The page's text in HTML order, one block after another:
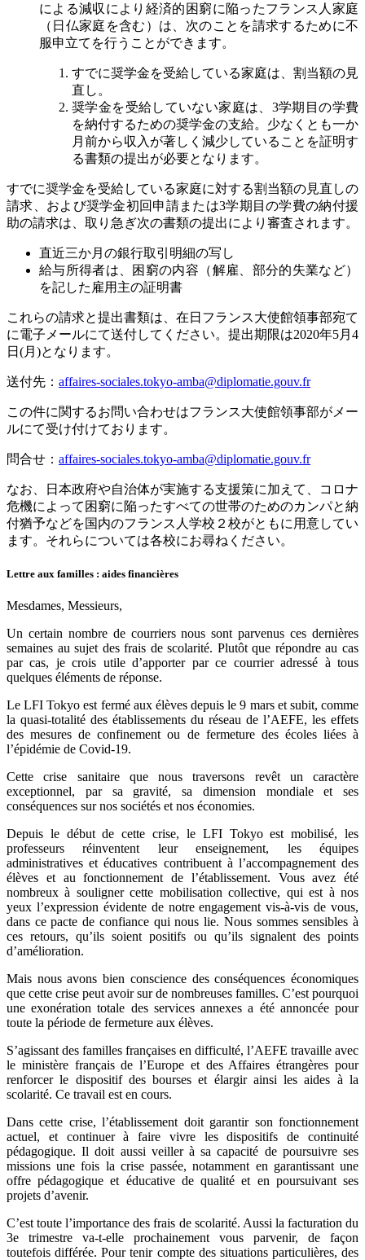
による減収により経済的困窮に陥ったフランス人家庭
（日仏家庭を含む）は、次のことを請求するために不
服申立てを行うことができます。
すでに奨学金を受給している家庭は、割当額の見
直し 。
奨学金を受給していない家庭は、 3学期目の学費
を納付するための奨学金の支給。少なくとも一か
月前から収入が著しく減少していることを証明す
る書類の提出が必要となります。
すでに奨学金を受給している家庭に対する割当額の見直しの
請求、および奨学金初回申請または3学期目の学費の納付援
助の請求は、取り急ぎ次の書類の提出により審査されます。
直近三か月の銀行取引明細の写 し
給与所得者は、困窮の内容（解雇、部分的失業など）
を記した雇用主の証明書
これらの請求と提出書類は、在日フランス大使館領事部宛て
に電子メールにて送付してください。提出期限は2020年5月 4
日 (月 )となります。
送付先： affaires-sociales.tokyo-amba@diplomatie.gouv.fr
この件に関するお問い合わせはフランス大使館領事部がメー
ルにて受け付けております。
問合せ： affaires-sociales.tokyo-amba@diplomatie.gouv.fr
なお、日本政府や自治体が実施する支援策に加えて、コロナ
危機によって困窮に陥ったすべての世帯のためのカンパと納
付猶予などを国内のフランス人学校２校がともに用意してい
ます。それらについては各校にお尋ねください。
Lettre aux familles : aides financières
Mesdames, Messieurs,
Un certain nombre de courriers nous sont parvenus ces dernières
semaines au sujet des frais de scolarité. Plutôt que répondre au cas
par cas, je crois utile d’apporter par ce courrier adressé à tous
quelques éléments de réponse.
Le LFI Tokyo est fermé aux élèves depuis le 9 mars et subit, comme
la quasi-totalité des établissements du réseau de l’AEFE, les effets
des mesures de confinement ou de fermeture des écoles liées à
l’épidémie de Covid-19.
Cette crise sanitaire que nous traversons revêt un caractère
exceptionnel, par sa gravité, sa dimension mondiale et ses
conséquences sur nos sociétés et nos économies.
Depuis le début de cette crise, le LFI Tokyo est mobilisé, les
professeurs réinventent leur enseignement, les équipes
administratives et éducatives contribuent à l’accompagnement des
élèves et au fonctionnement de l’établissement. Vous avez été
nombreux à souligner cette mobilisation collective, qui est à nos
yeux l’expression évidente de notre engagement vis-à-vis de vous,
dans ce pacte de confiance qui nous lie. Nous sommes sensibles à
ces retours, qu’ils soient positifs ou qu’ils signalent des points
d’amélioration.
Mais nous avons bien conscience des conséquences économiques
que cette crise peut avoir sur de nombreuses familles. C’est pourquoi
une exonération totale des services annexes a été annoncée pour
toute la période de fermeture aux élèves.
S’agissant des familles françaises en difficulté, l’AEFE travaille avec
le ministère français de l’Europe et des Affaires étrangères pour
renforcer le dispositif des bourses et élargir ainsi les aides à la
scolarité. Ce travail est en cours.
Dans cette crise, l’établissement doit garantir son fonctionnement
actuel, et continuer à faire vivre les dispositifs de continuité
pédagogique. Il doit aussi veiller à sa capacité de poursuivre ses
missions une fois la crise passée, notamment en garantissant une
offre pédagogique et éducative de qualité et en poursuivant ses
projets d’avenir.
C’est toute l’importance des frais de scolarité. Aussi la facturation du
3e trimestre va-t-elle prochainement vous parvenir, de façon
toutefois différée. Pour tenir compte des situations particulières, des